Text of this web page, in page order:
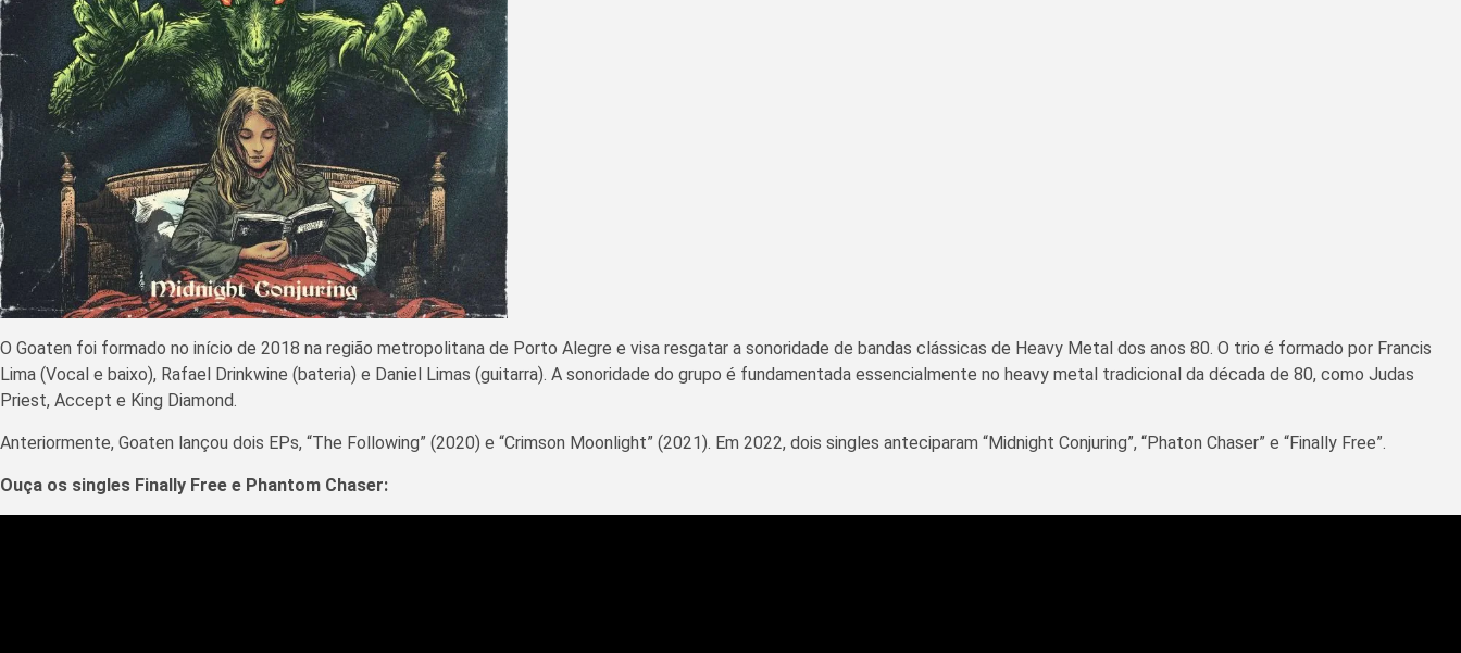
O Goaten foi formado no início de 2018 na região metropolitana de Porto Alegre e visa resgatar a sonoridade de bandas clássicas de Heavy Metal dos anos 80. O trio é formado por Francis
Lima (Vocal e baixo), Rafael Drinkwine (bateria) e Daniel Limas (guitarra). A sonoridade do grupo é fundamentada essencialmente no heavy metal tradicional da década de 80, como Judas
Priest, Accept e King Diamond.
Anteriormente, Goaten lançou dois EPs, “The Following” (2020) e “Crimson Moonlight” (2021). Em 2022, dois singles anteciparam “Midnight Conjuring”, “Phaton Chaser” e “Finally Free”.
Ouça os singles Finally Free e Phantom Chaser: